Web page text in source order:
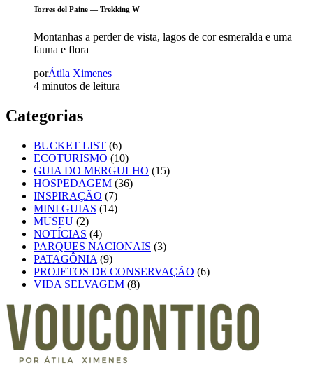
Torres del Paine — Trekking W
Montanhas a perder de vista, lagos de cor esmeralda e uma
fauna e flora
porÁtila Ximenes
4 minutos de leitura
Categorias
BUCKET LIST (6)
ECOTURISMO (10)
GUIA DO MERGULHO (15)
HOSPEDAGEM (36)
INSPIRAÇÃO (7)
MINI GUIAS (14)
MUSEU (2)
NOTÍCIAS (4)
PARQUES NACIONAIS (3)
PATAGÔNIA (9)
PROJETOS DE CONSERVAÇÃO (6)
VIDA SELVAGEM (8)